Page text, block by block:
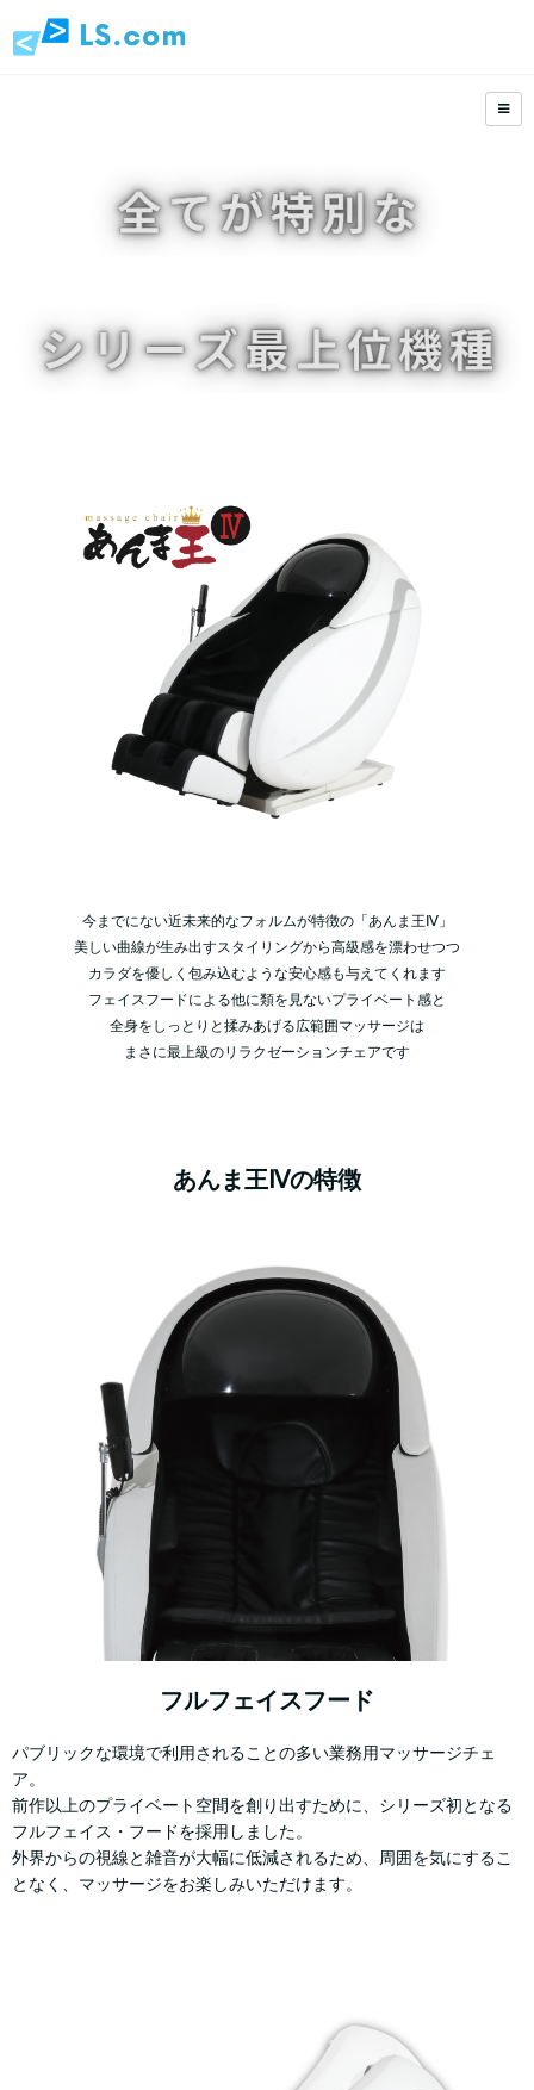
今までにない近未来的なフォルムが特徴の「あんま王Ⅳ」
美しい曲線が生み出すスタイリングから高級感を漂わせつつ
カラダを優しく包み込むような安心感も与えてくれます
フェイスフードによる他に類を見ないプライベート感と
全身をしっとりと揉みあげる広範囲マッサージは
まさに最上級のリラクゼーションチェアです
あんま王Ⅳの特徴
フルフェイスフード
パブリックな環境で利用されることの多い業務用マッサージチェ
ア。
前作以上のプライベート空間を創り出すために、シリーズ初となる
フルフェイス・フードを採用しました。
外界からの視線と雑音が大幅に低減されるため、周囲を気にするこ
となく、マッサージをお楽しみいただけます。